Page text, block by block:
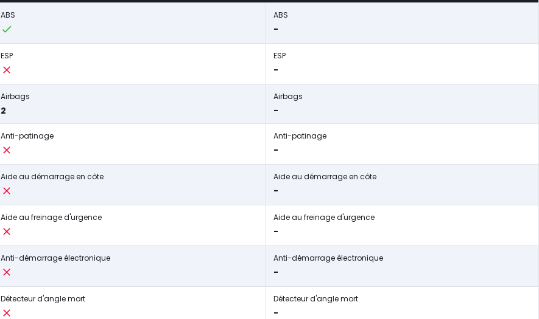
ABS ABS
-
ESP ESP
-
Airbags
2
Airbags
-
Anti-patinage Anti-patinage
-
Aide au démarrage en côte Aide au démarrage en côte
-
Aide au freinage d'urgence Aide au freinage d'urgence
-
Anti-démarrage électronique Anti-démarrage électronique
-
Détecteur d'angle mort Détecteur d'angle mort
-